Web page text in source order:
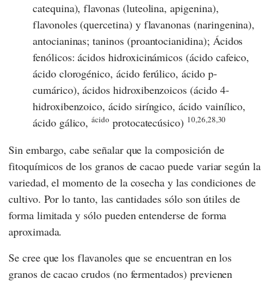
catequina), flavonas (luteolina, apigenina),
flavonoles (quercetina) y flavanonas (naringenina),
antocianinas; taninos (proantocianidina); Ácidos
fenólicos: ácidos hidroxicinámicos (ácido cafeico,
ácido clorogénico, ácido ferúlico, ácido p-
cumárico), ácidos hidroxibenzoicos (ácido 4-
hidroxibenzoico, ácido siríngico, ácido vainílico,
ácido gálico,ácido protocatecúsico) 10,26,28,30
Sin embargo, cabe señalar que la composición de
fitoquímicos de los granos de cacao puede variar según la
variedad, el momento de la cosecha y las condiciones de
cultivo. Por lo tanto, las cantidades sólo son útiles de
forma limitada y sólo pueden entenderse de forma
aproximada.
Se cree que los flavanoles que se encuentran en los
granos de cacao crudos (no fermentados) previenen